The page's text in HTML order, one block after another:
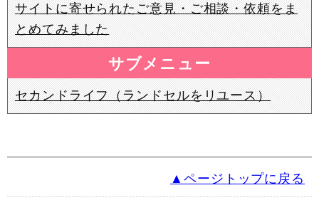
サイトに寄せられたご意見・ご相談・依頼をま
とめてみました
サブメニュー
セカンドライフ（ランドセルをリユース）
▲ページトップに戻る